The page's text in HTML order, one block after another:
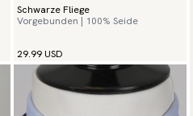
Schwarze Fliege
Vorgebunden | 100% Seide
29.99 USD